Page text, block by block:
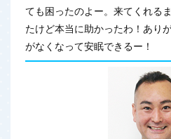
ても困ったのよー。来てくれる
たけど本当に助かったわ！あり
がなくなって安眠できるー！